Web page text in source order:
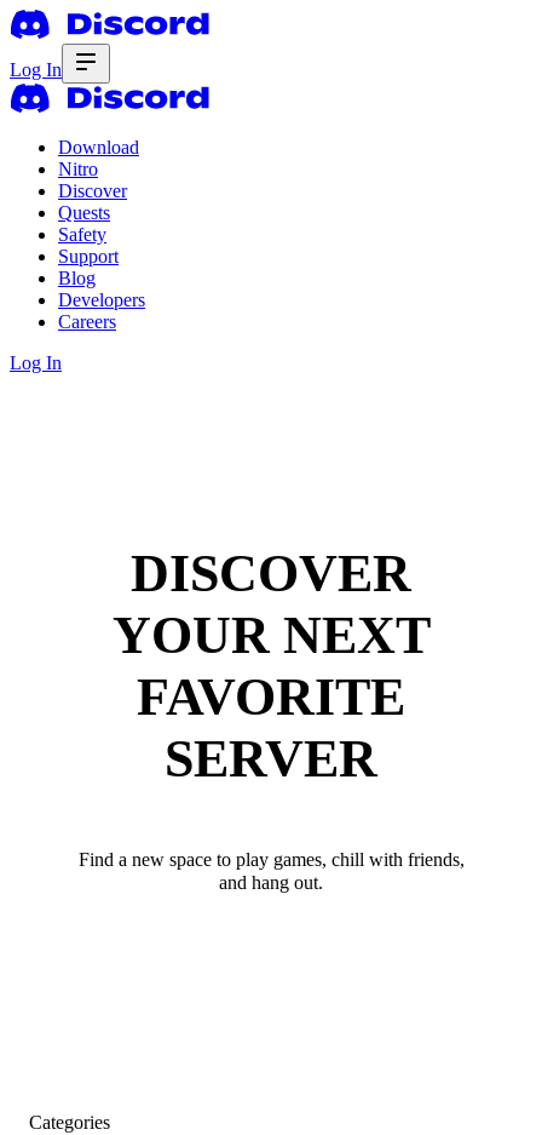
Log In
Download
Nitro
Discover
Quests
Safety
Support
Blog
Developers
Careers
Log In
DISCOVER
YOUR NEXT
FAVORITE
SERVER
Find a new space to play games, chill with friends,
and hang out.
Categories